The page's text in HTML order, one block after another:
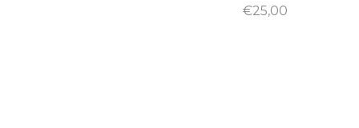
€25,00